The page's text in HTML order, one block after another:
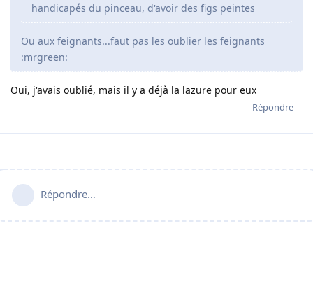
handicapés du pinceau, d'avoir des figs peintes
Ou aux feignants...faut pas les oublier les feignants
:mrgreen:
Oui, j'avais oublié, mais il y a déjà la lazure pour eux
Répondre
Répondre…